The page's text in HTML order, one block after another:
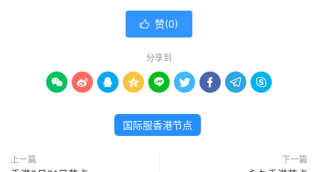
 赞(0)
分享到
        
国际服香港节点
上一篇 下一篇